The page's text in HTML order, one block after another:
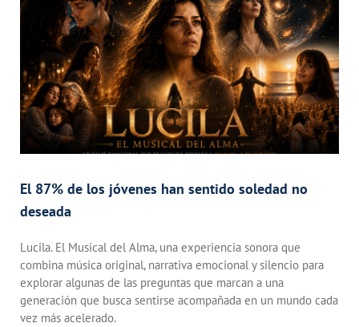
El 87% de los jóvenes han sentido soledad no
deseada
Lucila. El Musical del Alma, una experiencia sonora que
combina música original, narrativa emocional y silencio para
explorar algunas de las preguntas que marcan a una
generación que busca sentirse acompañada en un mundo cada
vez más acelerado.